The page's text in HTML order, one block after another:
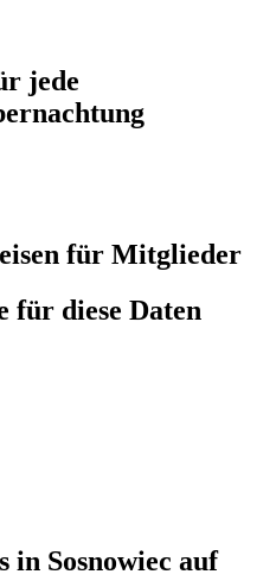
jede
für Mitglieder
für diese Daten
in Sosnowiec auf